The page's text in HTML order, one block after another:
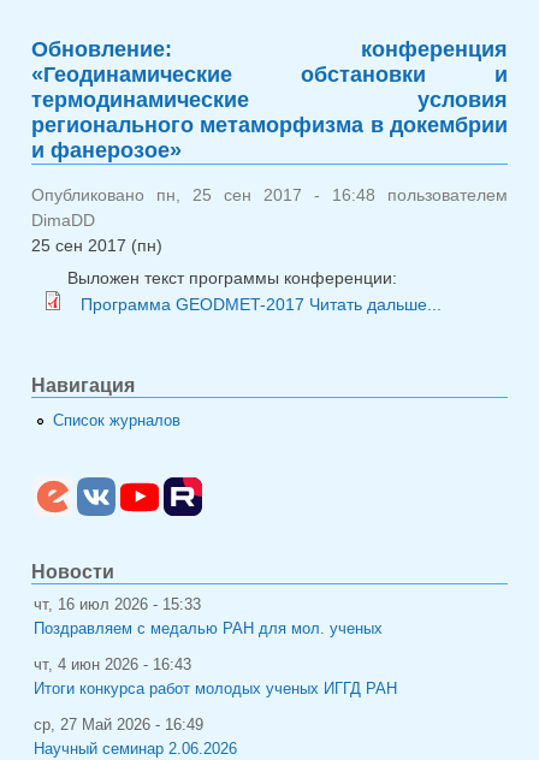
геологии, геофизики и
геоэкологии»
Обновление: конференция
«Геодинамические обстановки и
термодинамические условия
регионального метаморфизма в докембрии
и фанерозое»
Опубликовано пн, 25 сен 2017 - 16:48 пользователем
DimaDD
25 сен 2017 (пн)
Выложен текст программы конференции:
Программа GEODMET-2017 Читать дальше...
Навигация
Список журналов
Новости
чт, 16 июл 2026 - 15:33
Поздравляем с медалью РАН для мол. ученых
чт, 4 июн 2026 - 16:43
Итоги конкурса работ молодых ученых ИГГД РАН
ср, 27 Май 2026 - 16:49
Научный семинар 2.06.2026